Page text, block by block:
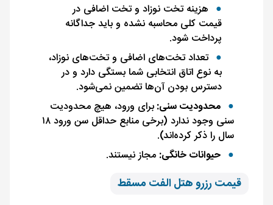
هزینه تخت نوزاد و تخت اضافی در
قیمت کلی محاسبه نشده و باید جداگانه
پرداخت شود.
تعداد تخت‌های اضافی و تخت‌های نوزاد،
به نوع اتاق انتخابی شما بستگی دارد و در
دسترس بودن آن‌ها تضمین نمی‌شود.
محدودیت سنی:برای ورود، هیچ محدودیت
سنی وجود ندارد (برخی منابع حداقل سن ورود ۱۸
سال را ذکر کرده‌اند).
حیوانات خانگی: مجاز نیستند.
قیمت رزرو هتل الفت مسقط